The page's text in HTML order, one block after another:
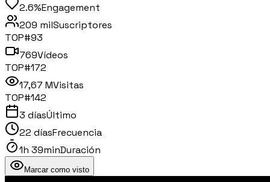
2.6%Engagement
209 milSuscriptores
TOP#93
769Vídeos
TOP#172
17,67 MVisitas
TOP#142
3 díasÚltimo
22 díasFrecuencia
1h 39minDuración
Marcar como visto